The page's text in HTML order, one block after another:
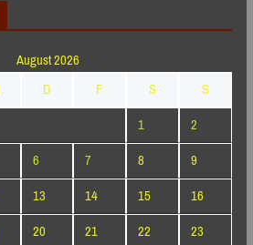
August 2026
D F S
S
1
2
6 7 8
9
13 14 15
16
20 21 22
23